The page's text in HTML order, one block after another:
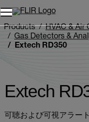
Products
HVAC & Air
Gas Detectors &
Extech RD350
Extech
可聴および可視アラー